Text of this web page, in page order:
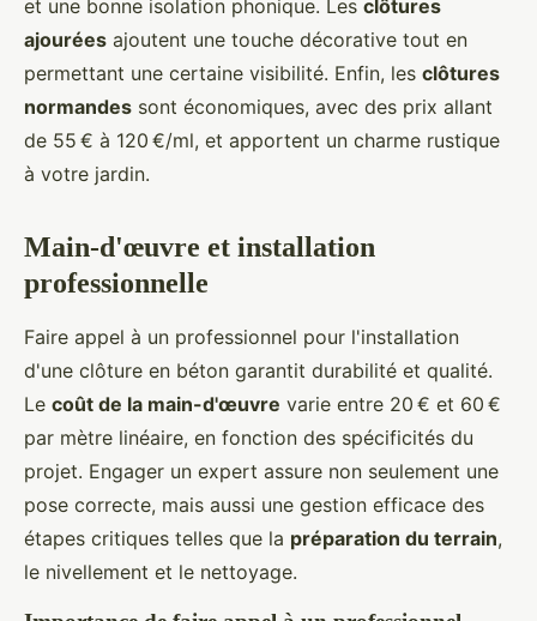
et une bonne isolation phonique. Les clôtures
ajourées ajoutent une touche décorative tout en
permettant une certaine visibilité. Enfin, les clôtures
normandes sont économiques, avec des prix allant
de 55 € à 120 €/ml, et apportent un charme rustique
à votre jardin.
Main-d'œuvre et installation
professionnelle
Faire appel à un professionnel pour l'installation
d'une clôture en béton garantit durabilité et qualité.
Le coût de la main-d'œuvre varie entre 20 € et 60 €
par mètre linéaire, en fonction des spécificités du
projet. Engager un expert assure non seulement une
pose correcte, mais aussi une gestion efficace des
étapes critiques telles que la préparation du terrain,
le nivellement et le nettoyage.